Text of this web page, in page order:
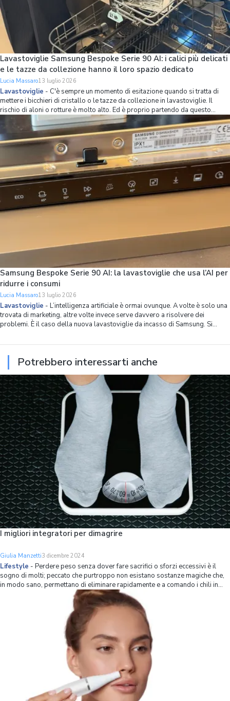
Lavastoviglie Samsung Bespoke Serie 90 AI: i calici più delicati
e le tazze da collezione hanno il loro spazio dedicato
Lucia Massaro13 luglio 2026
Lavastoviglie - C'è sempre un momento di esitazione quando si tratta di
mettere i bicchieri di cristallo o le tazze da collezione in lavastoviglie. Il
rischio di aloni o rotture è molto alto. Ed è proprio partendo da questo
problema che Samsung ha ripensato l’organizzazione dello spazio interno
della lavastov
Samsung Bespoke Serie 90 AI: la lavastoviglie che usa l’AI per
ridurre i consumi
Lucia Massaro13 luglio 2026
Lavastoviglie - L’intelligenza artificiale è ormai ovunque. A volte è solo una
trovata di marketing, altre volte invece serve davvero a risolvere dei
problemi. È il caso della nuova lavastoviglie da incasso di Samsung. Si
modo capillare
Potrebbero interessarti anche
I migliori integratori per dimagrire
Giulia Manzetti3 dicembre 2024
Lifestyle - Perdere peso senza dover fare sacrifici o sforzi eccessivi è il
sogno di molti; peccato che purtroppo non esistano sostanze magiche che,
in modo sano, permettano di eliminare rapidamente e a comando i chili in
eccesso. Ciò che però è in potere di tutti è seguire alcune semplici ma